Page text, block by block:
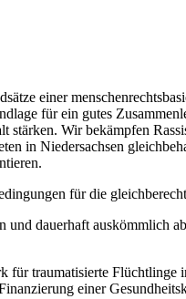
einer
für ein gutes
Wir bekämpfen
in Niedersachsen
für die
dauerhaft auskömmlich
für traumatisierte
einer